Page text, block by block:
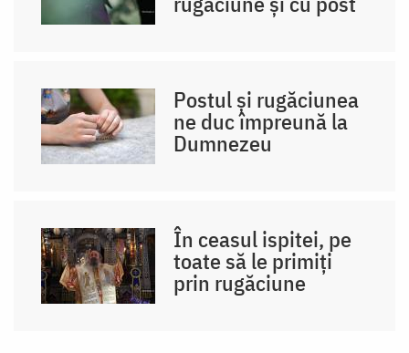
Postul și rugăciunea
ne duc împreună la
Dumnezeu
În ceasul ispitei, pe
toate să le primiți
prin rugăciune